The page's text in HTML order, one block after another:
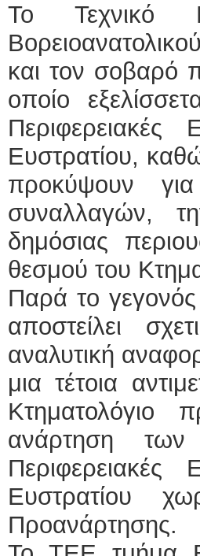
Το Τεχνικό
και τον σοβαρό
οποίο
Ευστρατίου,
προκύψουν
συναλλαγών,
δημόσιας
θεσμού του
Παρά το
αποστείλει
αναλυτική
μια τέτοια
ανάρτηση των
Ευστρατίου
Προανάρτησης.